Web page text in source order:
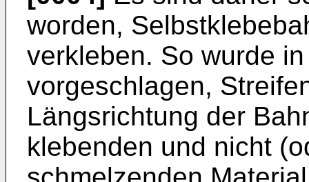
worden,
verkleben. So wurde
vorgeschlagen,
Längsrichtung der
klebenden und nicht